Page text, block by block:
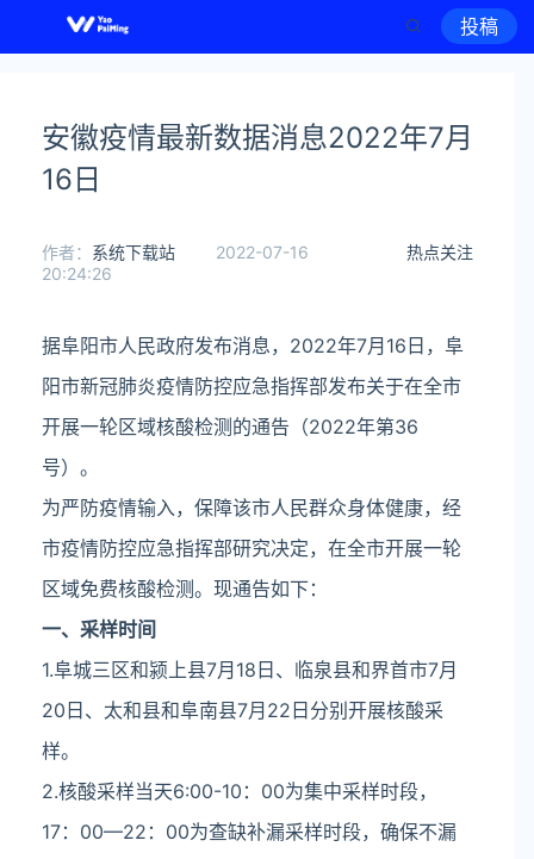
投稿
安徽疫情最新数据消息2022年7月
16日
热点关注
作者： 系统下载站
2022-07-16
20:24:26
据阜阳市人民政府发布消息，2022年7月16日，阜
阳市新冠肺炎疫情防控应急指挥部发布关于在全市
开展一轮区域核酸检测的通告（2022年第36
号）。
为严防疫情输入，保障该市人民群众身体健康，经
市疫情防控应急指挥部研究决定，在全市开展一轮
区域免费核酸检测。现通告如下：
一、采样时间
1.阜城三区和颍上县7月18日、临泉县和界首市7月
20日、太和县和阜南县7月22日分别开展核酸采
样。
2.核酸采样当天6:00-10：00为集中采样时段，
17：00—22：00为查缺补漏采样时段，确保不漏